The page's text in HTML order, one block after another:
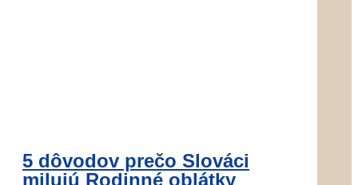
5 dôvodov prečo Slováci
milujú Rodinné oblátky